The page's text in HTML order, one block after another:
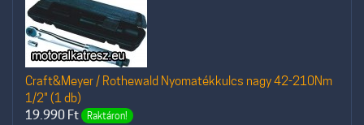
Craft&Meyer / Rothewald Nyomatékkulcs nagy 42-210Nm
1/2" (1 db)
19.990 Ft Raktáron!